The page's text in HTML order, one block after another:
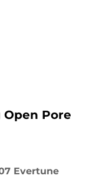
Open Pore
Evertune